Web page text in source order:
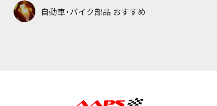
自動車・バイク部品 おすすめ